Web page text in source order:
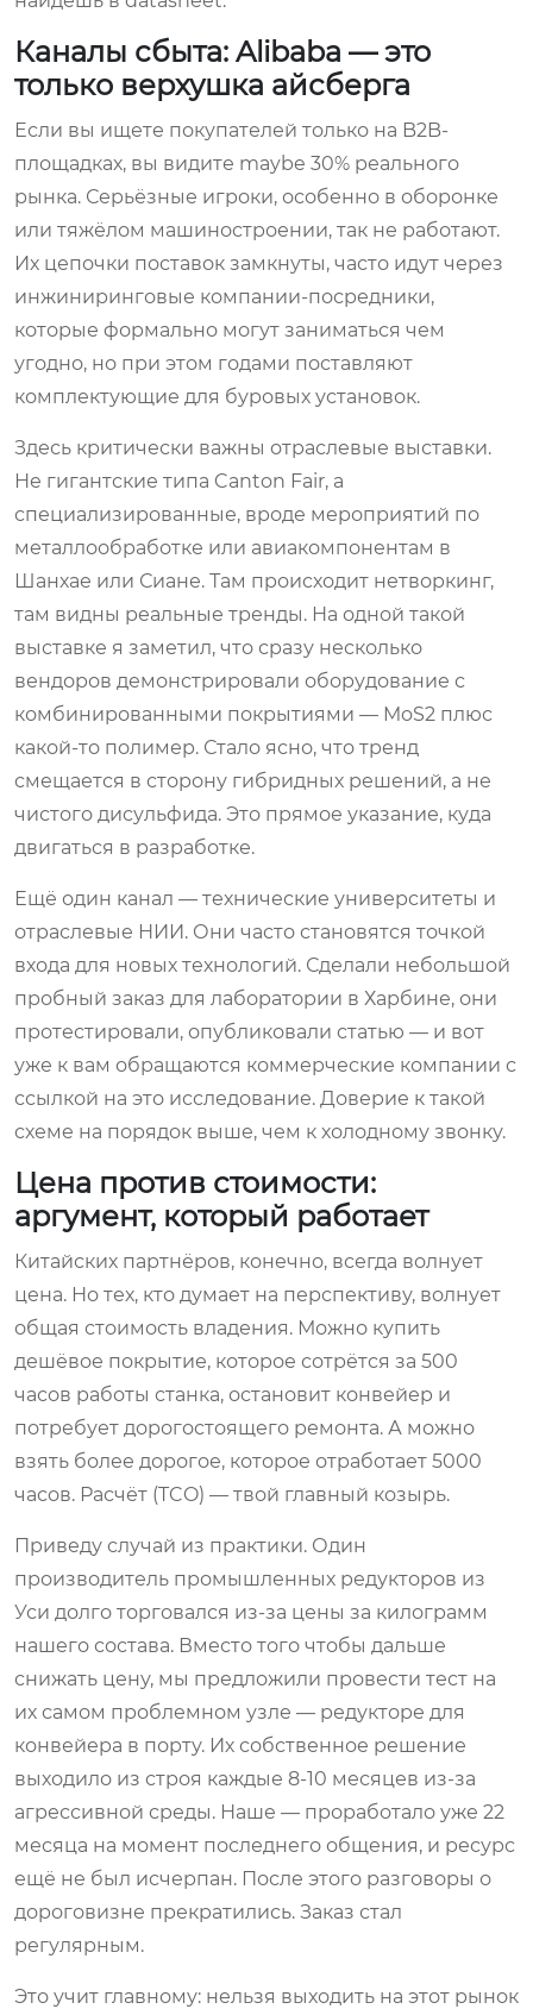
Каналы сбыта: Alibaba — это
только верхушка айсберга
Если вы ищете покупателей только на B2B-
площадках, вы видите maybe 30% реального
рынка. Серьёзные игроки, особенно в оборонке
или тяжёлом машиностроении, так не работают.
Их цепочки поставок замкнуты, часто идут через
инжиниринговые компании-посредники,
которые формально могут заниматься чем
угодно, но при этом годами поставляют
комплектующие для буровых установок.
Здесь критически важны отраслевые выставки.
Не гигантские типа Canton Fair, а
специализированные, вроде мероприятий по
металлообработке или авиакомпонентам в
Шанхае или Сиане. Там происходит нетворкинг,
там видны реальные тренды. На одной такой
выставке я заметил, что сразу несколько
вендоров демонстрировали оборудование с
комбинированными покрытиями — MoS2 плюс
какой-то полимер. Стало ясно, что тренд
смещается в сторону гибридных решений, а не
чистого дисульфида. Это прямое указание, куда
двигаться в разработке.
Ещё один канал — технические университеты и
отраслевые НИИ. Они часто становятся точкой
входа для новых технологий. Сделали небольшой
пробный заказ для лаборатории в Харбине, они
протестировали, опубликовали статью — и вот
уже к вам обращаются коммерческие компании с
ссылкой на это исследование. Доверие к такой
схеме на порядок выше, чем к холодному звонку.
Цена против стоимости:
аргумент, который работает
Китайских партнёров, конечно, всегда волнует
цена. Но тех, кто думает на перспективу, волнует
общая стоимость владения. Можно купить
дешёвое покрытие, которое сотрётся за 500
часов работы станка, остановит конвейер и
потребует дорогостоящего ремонта. А можно
взять более дорогое, которое отработает 5000
часов. Расчёт (TCO) — твой главный козырь.
Приведу случай из практики. Один
производитель промышленных редукторов из
Уси долго торговался из-за цены за килограмм
нашего состава. Вместо того чтобы дальше
снижать цену, мы предложили провести тест на
их самом проблемном узле — редукторе для
конвейера в порту. Их собственное решение
выходило из строя каждые 8-10 месяцев из-за
агрессивной среды. Наше — проработало уже 22
месяца на момент последнего общения, и ресурс
ещё не был исчерпан. После этого разговоры о
дороговизне прекратились. Заказ стал
регулярным.
Это учит главному: нельзя выходить на этот рынок